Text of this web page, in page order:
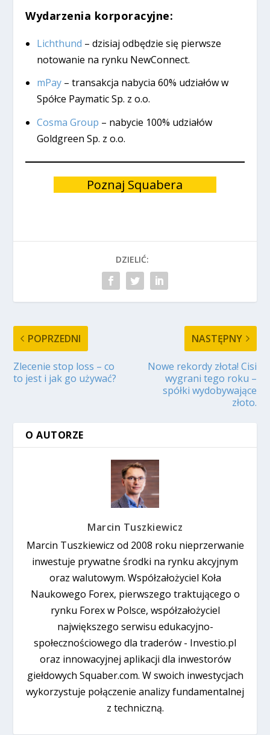
Wydarzenia korporacyjne:
Lichthund – dzisiaj odbędzie się pierwsze
notowanie na rynku NewConnect.
mPay– transakcja nabycia 60% udziałów w
Spółce Paymatic Sp. z o.o.
Cosma Group – nabycie 100% udziałów
Goldgreen Sp. z o.o.
Poznaj Squabera
DZIELIĆ:
POPRZEDNI
Zlecenie stop loss – co
to jest i jak go używać?
NASTĘPNY
Nowe rekordy złota! Cisi
wygrani tego roku –
spółki wydobywające
złoto.
O AUTORZE
Marcin Tuszkiewicz
Marcin Tuszkiewicz od 2008 roku nieprzerwanie
inwestuje prywatne środki na rynku akcyjnym
oraz walutowym. Współzałożyciel Koła
Naukowego Forex, pierwszego traktującego o
rynku Forex w Polsce, współzałożyciel
największego serwisu edukacyjno-
społecznościowego dla traderów - Investio.pl
oraz innowacyjnej aplikacji dla inwestorów
giełdowych Squaber.com. W swoich inwestycjach
wykorzystuje połączenie analizy fundamentalnej
z techniczną.